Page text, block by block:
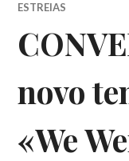
ESTREIAS
novo
«We